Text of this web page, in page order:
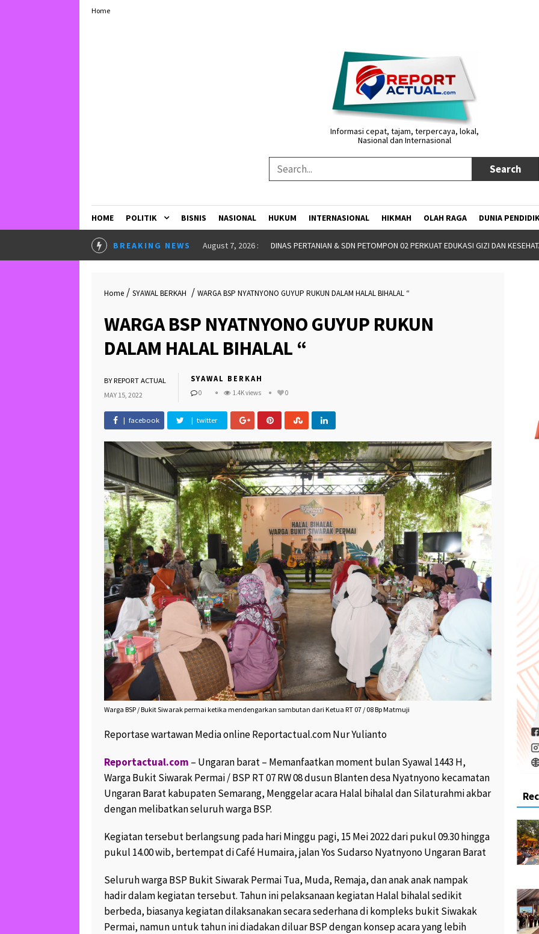
Home
Informasi cepat, tajam, terpercaya, lokal,
Nasional dan Internasional
HOME POLITIK BISNIS NASIONAL HUKUM INTERNASIONAL HIKMAH OLAH RAGA DUNIA
BREAKING NEWS June 23, 2026 : ALUMNI PARTNERSHIP MEETING 2026 JADI MOMENTUM IKA SPs UNNES
Home / SYAWAL BERKAH / WARGA BSP NYATNYONO GUYUP RUKUN DALAM HALAL BIHALAL “
WARGA BSP NYATNYONO GUYUP RUKUN
DALAM HALAL BIHALAL “
BYREPORT ACTUAL
MAY 15, 2022
SYAWAL BERKAH
0 1.4K views 0
| facebook | twitter
Warga BSP / Bukit Siwarak permai ketika mendengarkan sambutan dari Ketua RT 07 / 08 Bp Matmuji
Reportase wartawan Media online Reportactual.com Nur Yulianto
Reportactual.com – Ungaran barat – Memanfaatkan moment bulan Syawal 1443 H,
Warga Bukit Siwarak Permai / BSP RT 07 RW 08 dusun Blanten desa Nyatnyono kecamatan
Ungaran Barat kabupaten Semarang, Menggelar acara Halal bihalal dan Silaturahmi akbar
dengan melibatkan seluruh warga BSP.
Kegiatan tersebut berlangsung pada hari Minggu pagi, 15 Mei 2022 dari pukul 09.30 hingga
pukul 14.00 wib, bertempat di Café Humaira, jalan Yos Sudarso Nyatnyono Ungaran Barat
Seluruh warga BSP Bukit Siwarak Permai Tua, Muda, Remaja, dan anak anak nampak
hadir dalam kegiatan tersebut. Tahun ini pelaksanaan kegiatan Halal bihalal sedikit
berbeda, biasanya kegiatan dilaksanakan secara sederhana di kompleks bukit Siwakak
Permai, namun untuk tahun ini diadakan diluar BSP dengan konsep acara yang lebih
SAHLIN, 4 GOLONGAN YANG
TIDAK TERSENTUH DARI API
NERAKA “
3
KREATIF..PAK RT JADIKAN
LIMBAH BAN BEKAS MENJADI
SOFA YANG CANTIK “
YUUK KUNJUNGI WISATA
CANTIK DAN INDAH KABUPATEN
SEMARANG “
2
PESANTREN KOTA PRO
PROFESIONAL “
February 21, 2017
1.8K views